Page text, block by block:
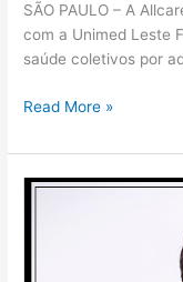
SÃO PAULO – A
com a Unimed Leste
saúde coletivos por
Read More »
Seguros